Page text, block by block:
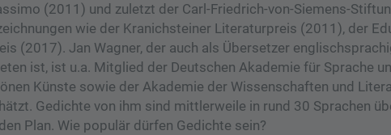
(2011) und zuletzt der Carl-Friedrich-von-Siemens-
wie der Kranichsteiner Literaturpreis (2011), der
(2017). Jan Wagner, der auch als Übersetzer
ist, ist u.a. Mitglied der Deutschen Akademie für Sprache
Künste sowie der Akademie der Wissenschaften und
Gedichte von ihm sind mittlerweile in rund 30 Sprachen
Plan. Wie populär dürfen Gedichte sein?